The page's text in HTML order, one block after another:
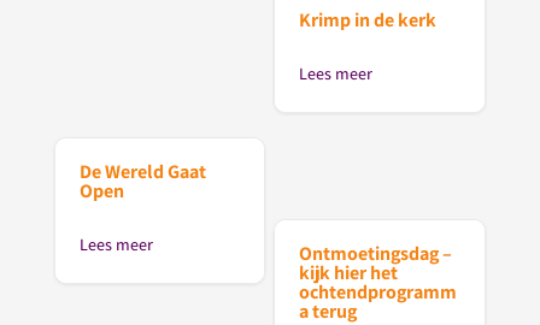
Krimp in de kerk
Lees meer
De Wereld Gaat
Open
Lees meer Ontmoetingsdag –
kijk hier het
ochtendprogramm
a terug